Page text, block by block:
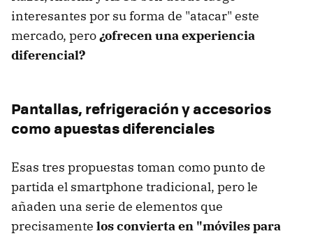
interesantes por su forma de "atacar" este
mercado, pero¿ofrecen una experiencia
diferencial?
Pantallas, refrigeración y accesorios
como apuestas diferenciales
Esas tres propuestas toman como punto de
partida el smartphone tradicional, pero le
añaden una serie de elementos que
precisamente los convierta en "móviles para